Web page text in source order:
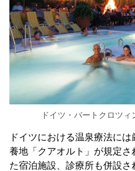
ドイツ・バートクロツィ
ドイツにおける温泉療法に
養地「クアオルト」が規定
た宿泊施設、診療所も併設さ